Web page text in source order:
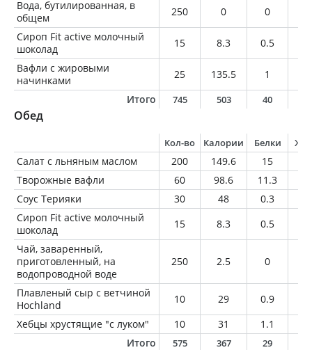
Вода, бутилированная, в
общем
250 0 0
Сироп Fit active молочный
шоколад
15 8.3 0.5
Вафли с жировыми
начинками
25 135.5 1
Итого
745 503 40
Обед
Кол-во Калории Белки
Салат с льняным маслом 200 149.6 15
Творожные вафли
60 98.6 11.3
Соус Терияки
30 48 0.3
Сироп Fit active молочный
шоколад
15 8.3 0.5
Чай, заваренный,
приготовленный, на
водопроводной воде
250 2.5 0
Плавленый сыр с ветчиной
Hochland
10 29 0.9
Хебцы хрустящие "с луком"
10 31 1.1
Итого
575 367 29